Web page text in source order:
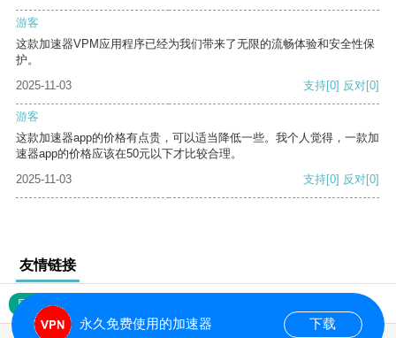
游客
这款加速器VPM应用程序已经为我们带来了无限的流畅体验和安全性保
护。
2025-11-03
支持[0] 反对[0]
游客
这款加速器app的价格有点贵，可以适当降低一些。我个人觉得，一款加
速器app的价格应该在50元以下才比较合理。
2025-11-03
支持[0] 反对[0]
友情链接
网站地图
永久免费使用的加速器 下载